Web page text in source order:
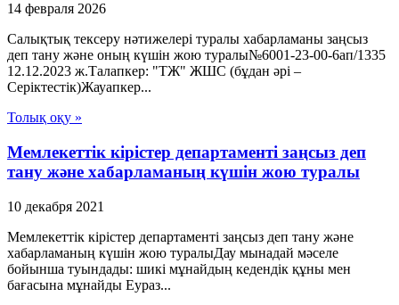
14 февраля 2026
Салықтық тексеру нәтижелері туралы хабарламаны заңсыз
деп тану және оның күшін жою туралы№6001-23-00-6ап/1335
12.12.2023 ж.Талапкер: "ТЖ" ЖШС (бұдан әрі –
Серіктестік)Жауапкер...
Толық оқу »
Мемлекеттік кірістер департаменті заңсыз деп
тану және хабарламаның күшін жою туралы
10 декабря 2021
Мемлекеттік кірістер департаменті заңсыз деп тану және
хабарламаның күшін жою туралыДау мынадай мәселе
бойынша туындады: шикі мұнайдың кедендік құны мен
бағасына мұнайды Еураз...